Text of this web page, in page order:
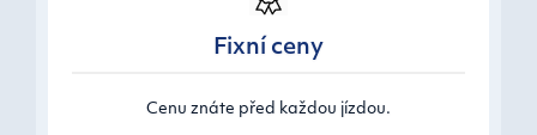
Fixní ceny
Cenu znáte před každou jízdou.